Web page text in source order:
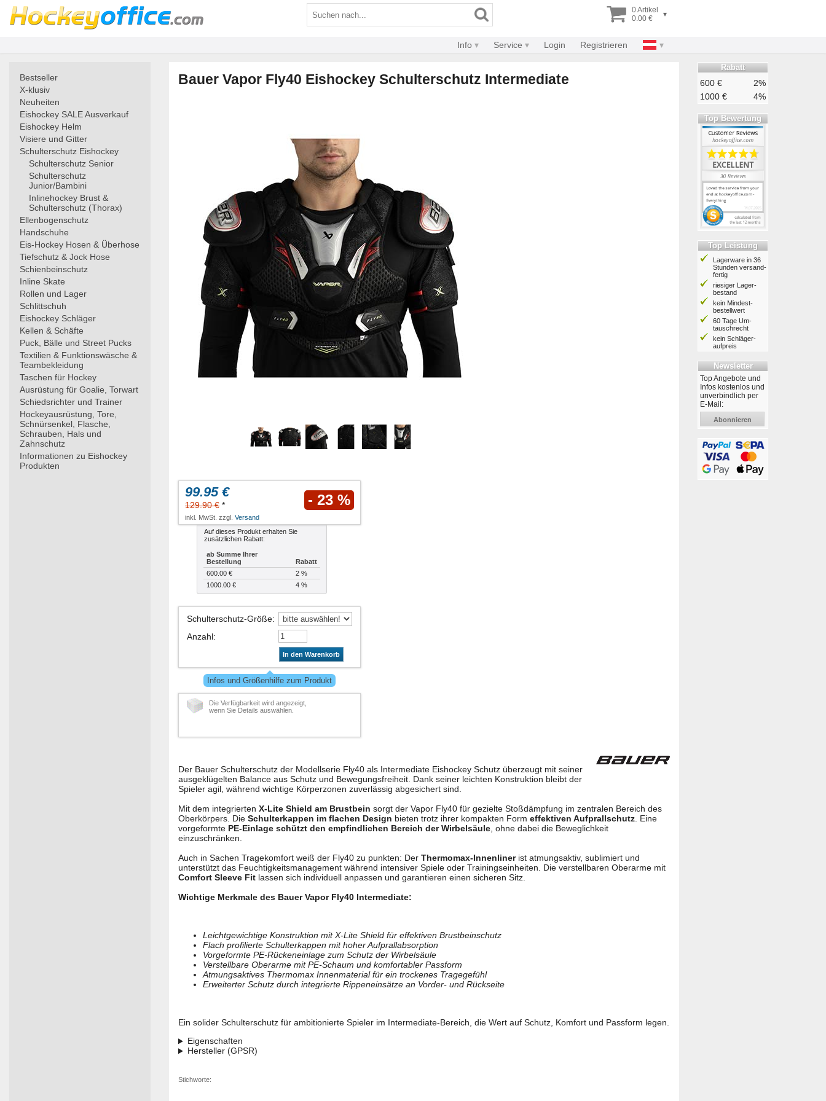
0 Artikel
0.00 €
▾
Info Service Login Registrieren
Bestseller
X-klusiv
Neuheiten
Eishockey SALE Ausverkauf
Eishockey Helm
Visiere und Gitter
Schulterschutz Eishockey
Schulterschutz Senior
Schulterschutz
Junior/Bambini
Inlinehockey Brust &
Schulterschutz (Thorax)
Ellenbogenschutz
Handschuhe
Eis-Hockey Hosen & Überhose
Tiefschutz & Jock Hose
Schienbeinschutz
Inline Skate
Rollen und Lager
Schlittschuh
Eishockey Schläger
Kellen & Schäfte
Puck, Bälle und Street Pucks
Textilien & Funktionswäsche &
Teambekleidung
Taschen für Hockey
Ausrüstung für Goalie, Torwart
Schiedsrichter und Trainer
Hockeyausrüstung, Tore,
Schnürsenkel, Flasche,
Schrauben, Hals und
Zahnschutz
Informationen zu Eishockey
Produkten
Bauer Vapor Fly40 Eishockey Schulterschutz Intermediate
99.95 €
129.90 € * - 23 %
inkl. MwSt. zzgl. Versand
Auf dieses Produkt erhalten Sie
zusätzlichen Rabatt:
ab Summe Ihrer
Bestellung
Rabatt
600.00 €
2 %
1000.00 €
4 %
Schulterschutz-Größe:
Anzahl:
In den Warenkorb
Infos und Größenhilfe zum Produkt
Die Verfügbarkeit wird angezeigt,
wenn Sie Details auswählen.
Der Bauer Schulterschutz der Modellserie Fly40 als Intermediate Eishockey Schutz überzeugt mit seiner
ausgeklügelten Balance aus Schutz und Bewegungsfreiheit. Dank seiner leichten Konstruktion bleibt der
Spieler agil, während wichtige Körperzonen zuverlässig abgesichert sind.
Mit dem integrierten X-Lite Shield am Brustbein sorgt der Vapor Fly40 für gezielte Stoßdämpfung im zentralen Bereich des
Oberkörpers. Die Schulterkappen im flachen Design bieten trotz ihrer kompakten Form effektiven Aufprallschutz. Eine
vorgeformte PE-Einlage schützt den empfindlichen Bereich der Wirbelsäule, ohne dabei die Beweglichkeit
einzuschränken.
Auch in Sachen Tragekomfort weiß der Fly40 zu punkten: Der Thermomax-Innenlinerist atmungsaktiv, sublimiert und
unterstützt das Feuchtigkeitsmanagement während intensiver Spiele oder Trainingseinheiten. Die verstellbaren Oberarme mit
Comfort Sleeve Fit lassen sich individuell anpassen und garantieren einen sicheren Sitz.
Wichtige Merkmale des Bauer Vapor Fly40 Intermediate:
Leichtgewichtige Konstruktion mit X-Lite Shield für effektiven Brustbeinschutz
Flach profilierte Schulterkappen mit hoher Aufprallabsorption
Vor­ge­form­te PE-Rückeneinlage zum Schutz der Wirbelsäule
Verstellbare Oberarme mit PE-Schaum und komfortabler Passform
Atmungsaktives Thermomax Innenmaterial für ein trockenes Tragegefühl
Erweiterter Schutz durch integrierte Rippeneinsätze an Vorder- und Rückseite
Ein solider Schulterschutz für ambitionierte Spieler im Intermediate-Bereich, die Wert auf Schutz, Komfort und Passform legen.
Eigenschaften
Hersteller (GPSR)
Stichworte:
Rabatt
600 €
2%
1000 €
4%
Top Bewertung
Top Leistung
Lagerware in 36
Stunden ver­sand­
fertig
riesiger Lager­
bestand
kein Mindest­
bestell­wert
60 Tage Um­
tausch­recht
kein Schläger­
aufpreis
Newsletter
Top Angebote und
Infos kostenlos und
unverbindlich per
E-Mail:
Abonnieren